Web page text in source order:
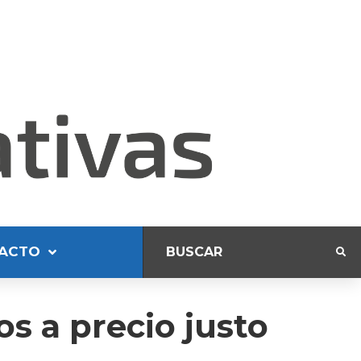
a precio justo